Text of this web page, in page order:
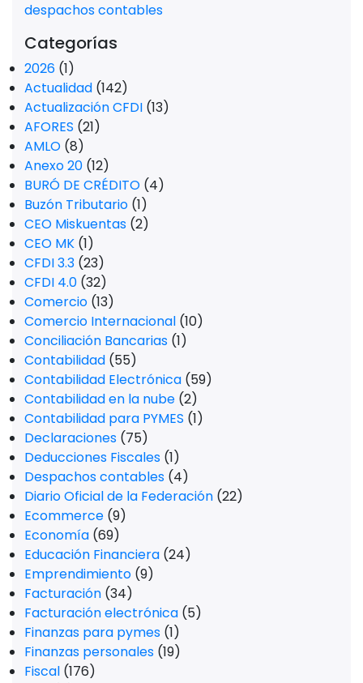
despachos contables
Categorías
2026 (1)
Actualidad (142)
Actualización CFDI (13)
AFORES (21)
AMLO (8)
Anexo 20 (12)
BURÓ DE CRÉDITO (4)
Buzón Tributario (1)
CEO Miskuentas (2)
CEO MK (1)
CFDI 3.3 (23)
CFDI 4.0 (32)
Comercio (13)
Comercio Internacional (10)
Conciliación Bancarias (1)
Contabilidad (55)
Contabilidad Electrónica (59)
Contabilidad en la nube (2)
Contabilidad para PYMES (1)
Declaraciones (75)
Deducciones Fiscales (1)
Despachos contables (4)
Diario Oficial de la Federación (22)
Ecommerce (9)
Economía (69)
Educación Financiera (24)
Emprendimiento (9)
Facturación (34)
Facturación electrónica (5)
Finanzas para pymes (1)
Finanzas personales (19)
Fiscal (176)